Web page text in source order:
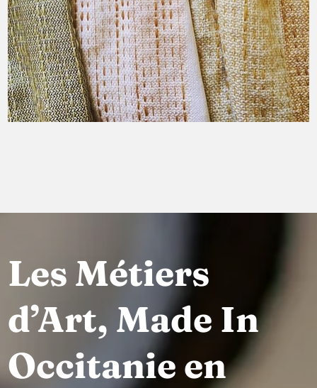
Les Métiers
d’Art, Made In
Occitanie en